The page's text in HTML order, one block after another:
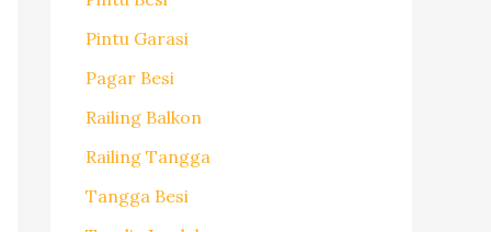
Pintu Garasi
Pagar Besi
Railing Balkon
Railing Tangga
Tangga Besi